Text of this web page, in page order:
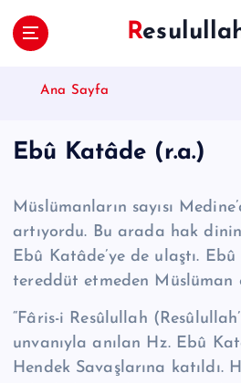
Ana Sayfa
Ebû Katâde (r.a.)
Müslümanların sayısı
artıyordu. Bu arada hak
Ebû Katâde’ye de ulaştı.
tereddüt etmeden Müslüman
“Fâris-i Re­sû­lul­lah
unvanıyla anılan Hz. Ebû
Hendek Savaşlarına katıldı.